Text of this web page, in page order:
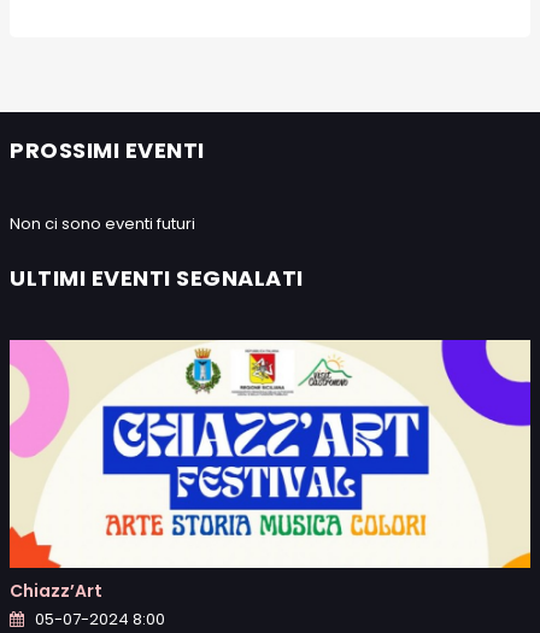
PROSSIMI EVENTI
Non ci sono eventi futuri
ULTIMI EVENTI SEGNALATI
Chiazz’Art
05-07-2024 8:00